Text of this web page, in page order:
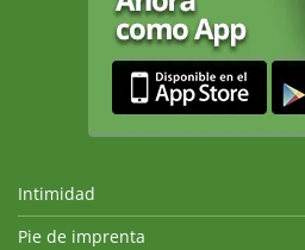
Intimidad
Pie de imprenta